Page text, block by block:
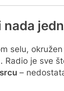
selu,
Radio je sve
–